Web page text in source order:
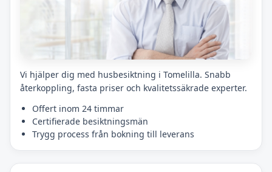
Vi hjälper dig med husbesiktning i Tomelilla. Snabb
återkoppling, fasta priser och kvalitetssäkrade experter.
Offert inom 24 timmar
Certifierade besiktningsmän
Trygg process från bokning till leverans